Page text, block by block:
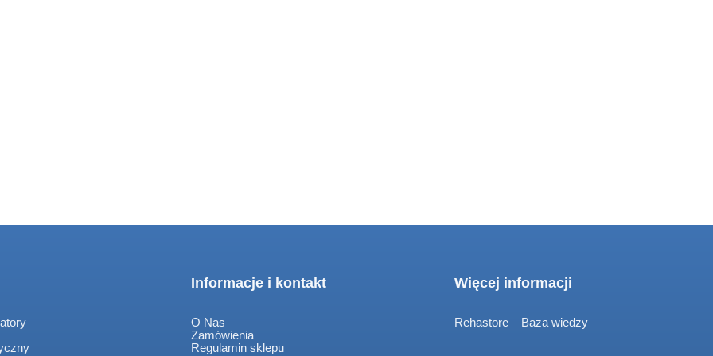
Informacje i kontakt
O Nas
Zamówienia
Regulamin sklepu
Więcej informacji
Rehastore – Baza wiedzy